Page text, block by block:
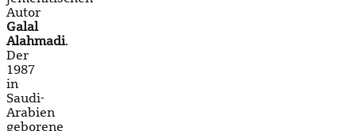
Autor
Galal
Alahmadi.
Der
1987
in
Saudi-
Arabien
geborene